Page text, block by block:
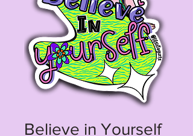
Believe in Yourself